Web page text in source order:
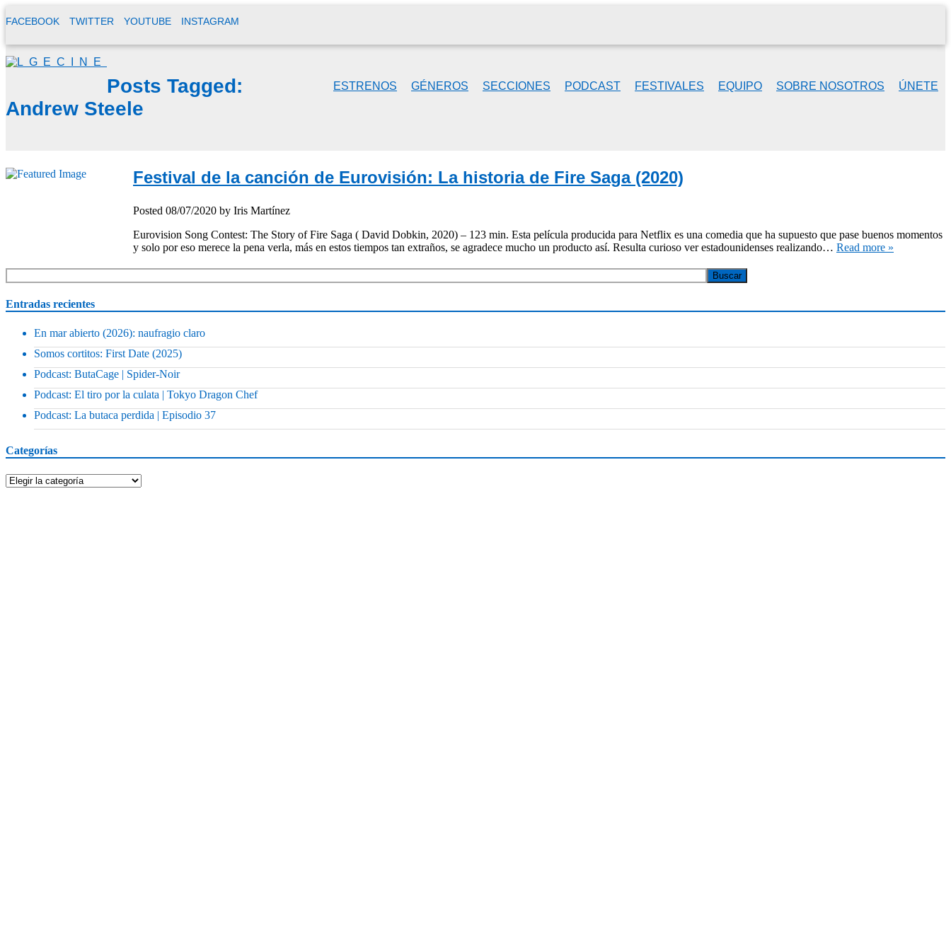
FACEBOOK TWITTER YOUTUBE INSTAGRAM
ESTRENOS GÉNEROS SECCIONES PODCAST FESTIVALES EQUIPO SOBRE NOSOTROS ÚNETE
Posts Tagged:
Andrew Steele
Festival de la canción de Eurovisión: La historia de Fire Saga (2020)
Posted 08/07/2020 by Iris Martínez
Eurovision Song Contest: The Story of Fire Saga ( David Dobkin, 2020) – 123 min. Esta película producida para Netflix es una comedia que ha supuesto que pase buenos momentos
y solo por eso merece la pena verla, más en estos tiempos tan extraños, se agradece mucho un producto así. Resulta curioso ver estadounidenses realizando… Read more »
Entradas recientes
En mar abierto (2026): naufragio claro
Somos cortitos: First Date (2025)
Podcast: ButaCage | Spider-Noir
Podcast: El tiro por la culata | Tokyo Dragon Chef
Podcast: La butaca perdida | Episodio 37
Categorías
Categorías